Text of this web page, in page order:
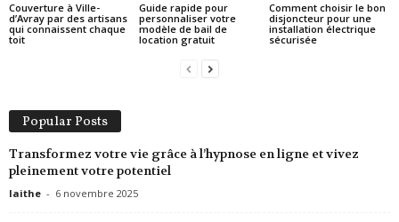
Couverture à Ville-
d’Avray par des artisans
qui connaissent chaque
toit
Guide rapide pour
personnaliser votre
modèle de bail de
location gratuit
Comment choisir le bon
disjoncteur pour une
installation électrique
sécurisée
Popular Posts
Transformez votre vie grâce à l’hypnose en ligne et vivez
pleinement votre potentiel
laithe - 6 novembre 2025